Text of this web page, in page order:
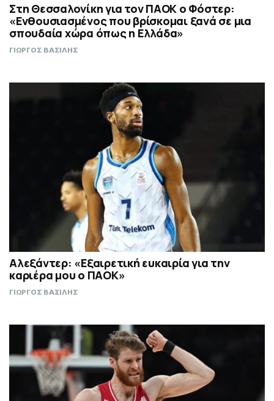
Στη Θεσσαλονίκη για τον ΠΑΟΚ ο Φόστερ:
«Ενθουσιασμένος που βρίσκομαι ξανά σε μια
σπουδαία χώρα όπως η Ελλάδα»
ΓΙΩΡΓΟΣ ΒΑΣΙΛΗΣ
Αλεξάντερ: «Εξαιρετική ευκαιρία για την
καριέρα μου ο ΠΑΟΚ»
ΓΙΩΡΓΟΣ ΒΑΣΙΛΗΣ